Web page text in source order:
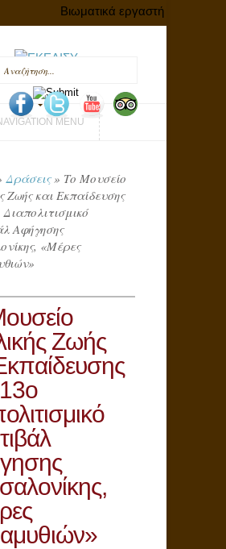
Βιωματικά εργαστήρια
MENU
Δράσεις » Το Μουσείο
Ζωής και Εκπαίδευσης
Αφήγησης
«Μέρες
Ζωής